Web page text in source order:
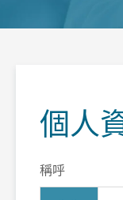
個人
稱呼